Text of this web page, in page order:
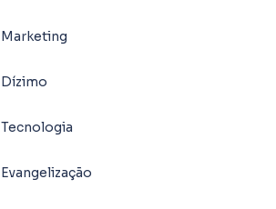
Marketing
Dízimo
Tecnologia
Evangelização